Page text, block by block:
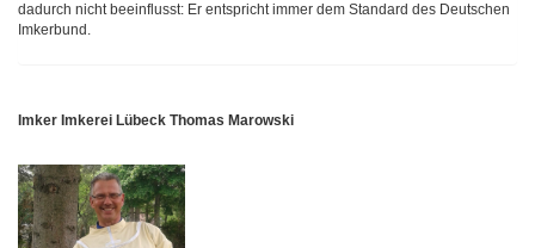
dadurch nicht beeinflusst: Er entspricht immer dem Standard des Deutschen
Imkerbund.
Imker Imkerei Lübeck Thomas Marowski